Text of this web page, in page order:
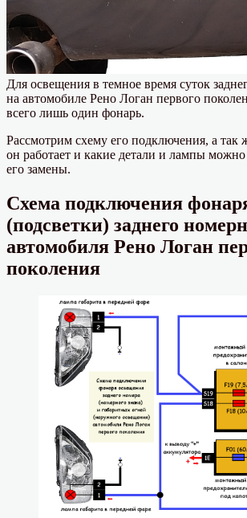
Для освещения в темное время суток
на автомобиле Рено Логан первого
всего лишь один фонарь.
Рассмотрим схему его подключения, а так
он работает и какие детали и лампы можно
его замены.
Схема подключения
(подсветки) заднего
автомобиля Рено Логан
поколения